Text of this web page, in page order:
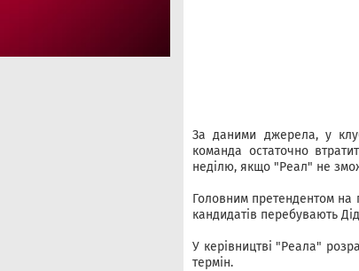
За даними джерела, у
команда остаточно
неділю, якщо "Реал" не
Головним претендентом
кандидатів перебувають
У керівництві "Реала"
термін.